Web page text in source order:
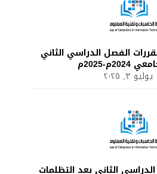
الفصل الدراسي الثاني
2025م
يوليو ٣, ٢٠٢٥
الثاني بعد التظلمات